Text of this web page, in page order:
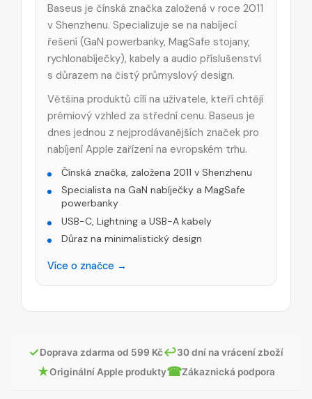
Baseus je čínská značka založená v roce 2011
v Shenzhenu. Specializuje se na nabíjecí
řešení (GaN powerbanky, MagSafe stojany,
rychlonabíječky), kabely a audio příslušenství
s důrazem na čistý průmyslový design.
Většina produktů cílí na uživatele, kteří chtějí
prémiový vzhled za střední cenu. Baseus je
dnes jednou z nejprodávanějších značek pro
nabíjení Apple zařízení na evropském trhu.
Čínská značka, založena 2011 v Shenzhenu
Specialista na GaN nabíječky a MagSafe
powerbanky
USB-C, Lightning a USB-A kabely
Důraz na minimalistický design
Více o značce →
✓Doprava zdarma od 599 Kč↩30 dní na vrácení zboží
★Originální Apple produkty☎Zákaznická podpora